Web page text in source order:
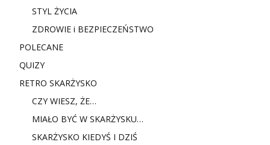
STYL ŻYCIA
ZDROWIE i BEZPIECZEŃSTWO
POLECANE
QUIZY
RETRO SKARŻYSKO
CZY WIESZ, ŻE…
MIAŁO BYĆ W SKARŻYSKU…
SKARŻYSKO KIEDYŚ I DZIŚ